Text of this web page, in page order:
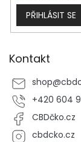
PŘIHLÁSIT SE
Kontakt
shop@
+420 604
CBDčko.cz
cbdcko.cz